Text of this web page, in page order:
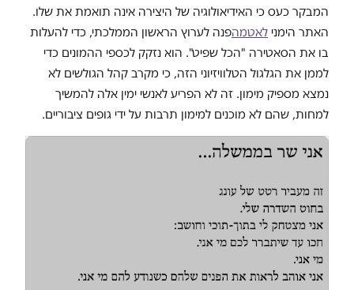
המבקר כעס כי האידיאולוגיה של היצירה אינה תואמת את שלו.
האתר הימני לאטמהפנה לערוץ הראשון הממלכתי, כדי להעלות
בו את הסאטירה "הכל שפיט". הוא נזקק לכספי ההמונים כדי
לממן את הגלגול הטלוויזיוני הזה, כי מקרב קהל הגולשים לא
נמצא מספיק מימון. זה לא הפריע לאנשי ימין אלה להמשיך
למחות, שהם לא מוכנים למימון תרבות על ידי גופים ציבוריים.